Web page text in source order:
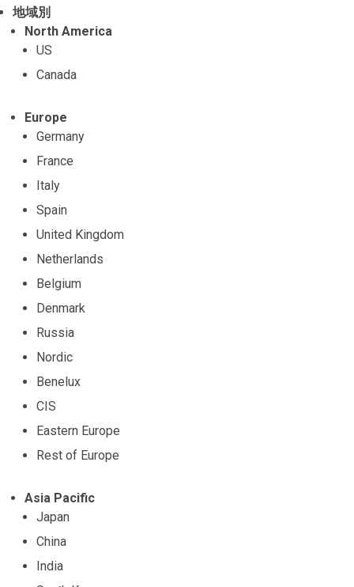
地域別
North America
US
Canada
Europe
Germany
France
Italy
Spain
United Kingdom
Netherlands
Belgium
Denmark
Russia
Nordic
Benelux
CIS
Eastern Europe
Rest of Europe
Asia Pacific
Japan
China
India